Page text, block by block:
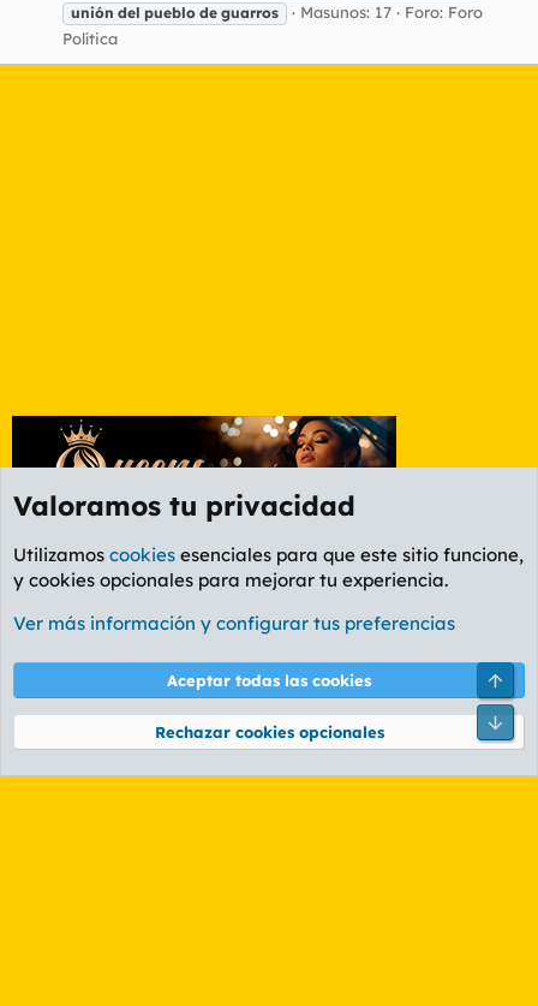
unión del pueblo de guarros Masunos: 17 Foro: Foro
Política
Etiquetas
Cookies
PL OLDSTYLE AMARILLO
Términos y reglas Política de privacidad Ayuda
Community platform by XenForo® © 2010-2026 XenForo Ltd.
Valoramos tu privacidad
Utilizamos cookies esenciales para que este sitio funcione,
y cookies opcionales para mejorar tu experiencia.
Ver más información y configurar tus preferencias
Aceptar todas las cookies
Rechazar cookies opcionales
Pie